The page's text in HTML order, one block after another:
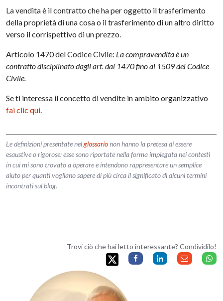
La vendita è il contratto che ha per oggetto il trasferimento
della proprietà di una cosa o il trasferimento di un altro diritto
verso il corrispettivo di un prezzo.
Articolo 1470 del Codice Civile: La compravendita è un
contratto disciplinato dagli art. dal 1470 fino al 1509 del Codice
Civile.
Se ti interessa il concetto di vendite in ambito organizzativo
fai clic qui.
Le definizioni presentate nelglossarionon hanno la pretesa di essere
esaustive o rigorose: esse sono riportate nella forma impiegata nei contesti
in cui mi sono trovato a operare e intendono rappresentare un semplice
aiuto per quanti vogliano sapere di più circa il significato di alcuni termini
incontrati sul blog.
Trovi ciò che hai letto interessante? Condividilo!